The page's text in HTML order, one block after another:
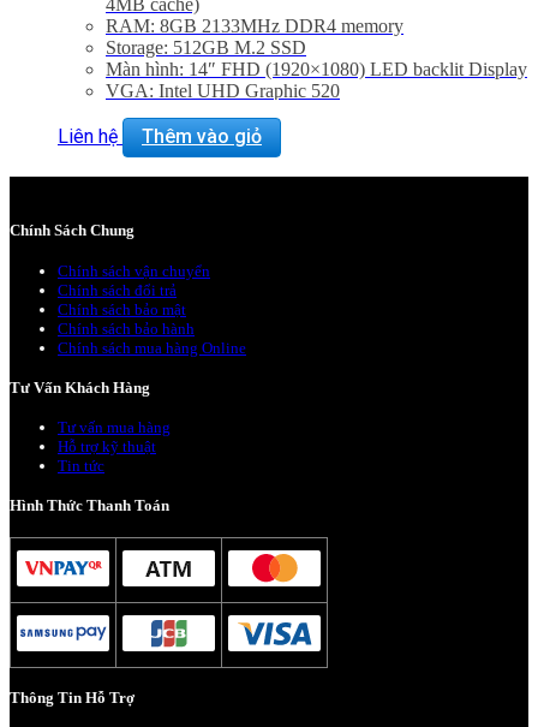
4MB cache)
RAM: 8GB 2133MHz DDR4 memory
Storage: 512GB M.2 SSD
Màn hình: 14″ FHD (1920×1080) LED backlit Display
VGA: Intel UHD Graphic 520
Liên hệ Thêm vào giỏ
Chính Sách Chung
Chính sách vận chuyển
Chính sách đổi trả
Chính sách bảo mật
Chính sách bảo hành
Chính sách mua hàng Online
Tư Vấn Khách Hàng
Tư vấn mua hàng
Hỗ trợ kỹ thuật
Tin tức
Hình Thức Thanh Toán
Thông Tin Hỗ Trợ